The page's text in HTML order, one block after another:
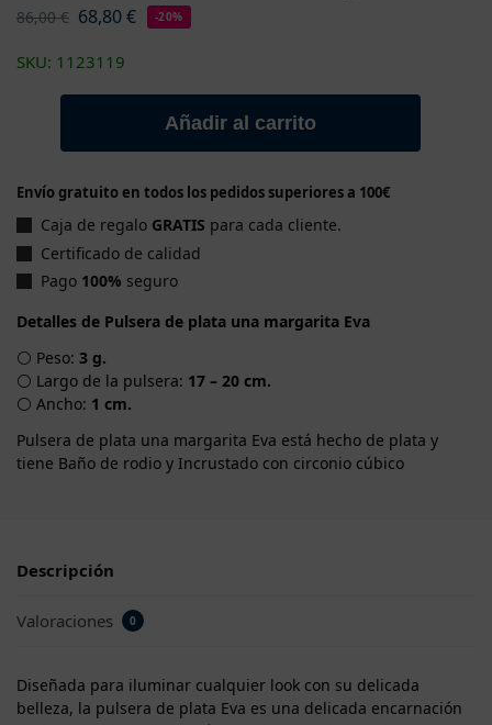
86,00€ 68,80€ -20%
SKU: 1123119
Añadir al carrito
Envío gratuito en todos los pedidos superiores a 100€
Caja de regalo GRATIS para cada cliente.
Certificado de calidad
Pago 100% seguro
Detalles de Pulsera de plata una margarita Eva
⚪ Peso: 3 g.
⚪ Largo de la pulsera: 17 – 20 cm.
⚪ Ancho: 1 cm.
Pulsera de plata una margarita Eva está hecho de plata y
tiene Baño de rodio y Incrustado con circonio cúbico
Descripción
Valoraciones 0
Diseñada para iluminar cualquier look con su delicada
belleza, la pulsera de plata Eva es una delicada encarnación